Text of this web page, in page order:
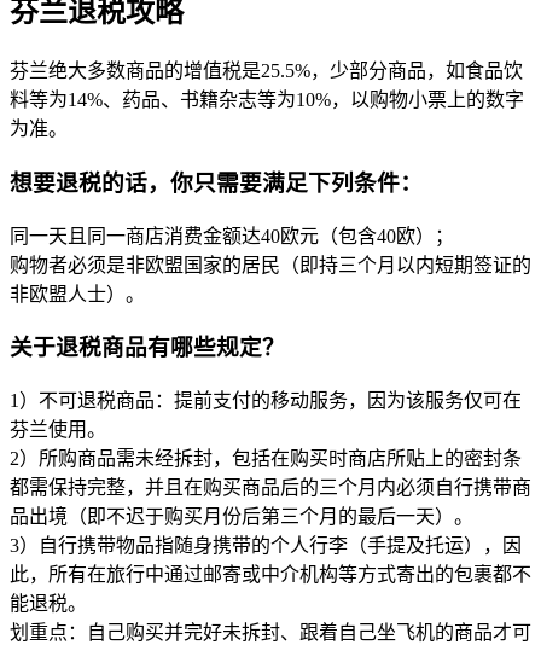
芬兰退税攻略
芬兰绝大多数商品的增值税是25.5%，少部分商品，如食品饮
料等为14%、药品、书籍杂志等为10%，以购物小票上的数字
为准。
想要退税的话，你只需要满足下列条件：
同一天且同一商店消费金额达40欧元（包含40欧）；
购物者必须是非欧盟国家的居民（即持三个月以内短期签证的
非欧盟人士）。
关于退税商品有哪些规定？
1）不可退税商品：提前支付的移动服务，因为该服务仅可在
芬兰使用。
2）所购商品需未经拆封，包括在购买时商店所贴上的密封条
都需保持完整，并且在购买商品后的三个月内必须自行携带商
品出境（即不迟于购买月份后第三个月的最后一天）。
3）自行携带物品指随身携带的个人行李（手提及托运），因
此，所有在旅行中通过邮寄或中介机构等方式寄出的包裹都不
能退税。
划重点：自己购买并完好未拆封、跟着自己坐飞机的商品才可